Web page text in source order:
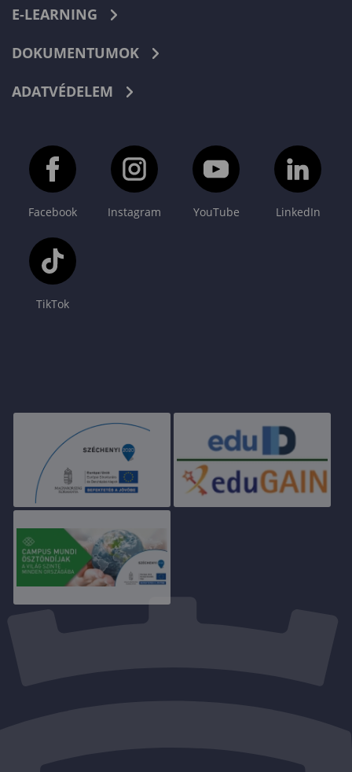
E-LEARNING
DOKUMENTUMOK
ADATVÉDELEM
Facebook Instagram YouTube LinkedIn
TikTok